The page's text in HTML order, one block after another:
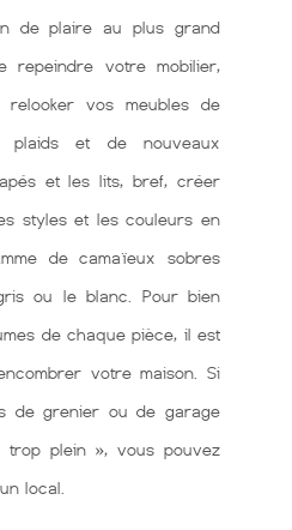
de plaire au plus grand
repeindre votre mobilier,
relooker vos meubles de
plaids et de nouveaux
et les lits, bref, créer
styles et les couleurs en
de camaïeux sobres
ou le blanc. Pour bien
de chaque pièce, il est
votre maison. Si
de grenier ou de garage
plein », vous pouvez
local.